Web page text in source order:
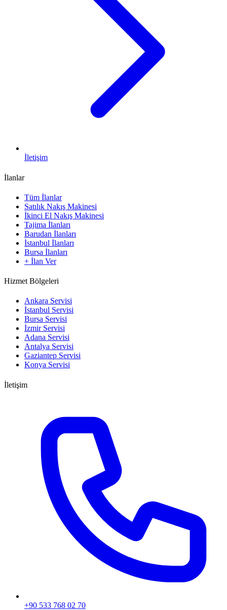
İletişim
İlanlar
Tüm İlanlar
Satılık Nakış Makinesi
İkinci El Nakış Makinesi
Tajima İlanları
Barudan İlanları
İstanbul İlanları
Bursa İlanları
+ İlan Ver
Hizmet Bölgeleri
Ankara Servisi
İstanbul Servisi
Bursa Servisi
İzmir Servisi
Adana Servisi
Antalya Servisi
Gaziantep Servisi
Konya Servisi
İletişim
+90 533 768 02 70